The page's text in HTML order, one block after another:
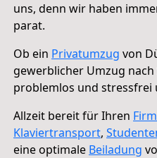
uns, denn wir haben
parat.
Ob ein Privatumzug von
gewerblicher Umzug
problemlos und stressfrei
Allzeit bereit für Ihren
Klaviertransport,
eine optimale Beiladung